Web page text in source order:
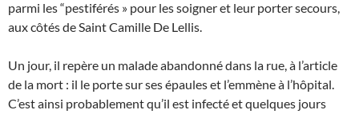
parmi les “pestiférés » pour les soigner et leur porter secours,
aux côtés de Saint Camille De Lellis.
Un jour, il repère un malade abandonné dans la rue, à l’article
de la mort : il le porte sur ses épaules et l’emmène à l’hôpital.
C’est ainsi probablement qu’il est infecté et quelques jours